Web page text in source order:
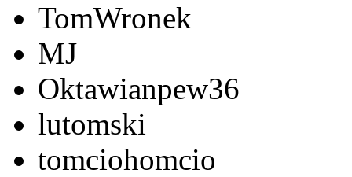
TomWronek
MJ
Oktawianpew36
lutomski
tomciohomcio